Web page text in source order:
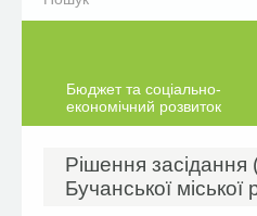
Бюджет та соціально-
економічний розвиток
Рішення засідання
Бучанської